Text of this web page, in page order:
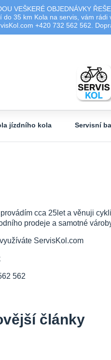
VEŠKERÉ OBJEDNÁVKY
35 km Kola na servis, vám
+420 732 562 562.
jízdního kola Servisní
cca 25let a věnuji
prodeje a samotné
ServisKol.com
562
články